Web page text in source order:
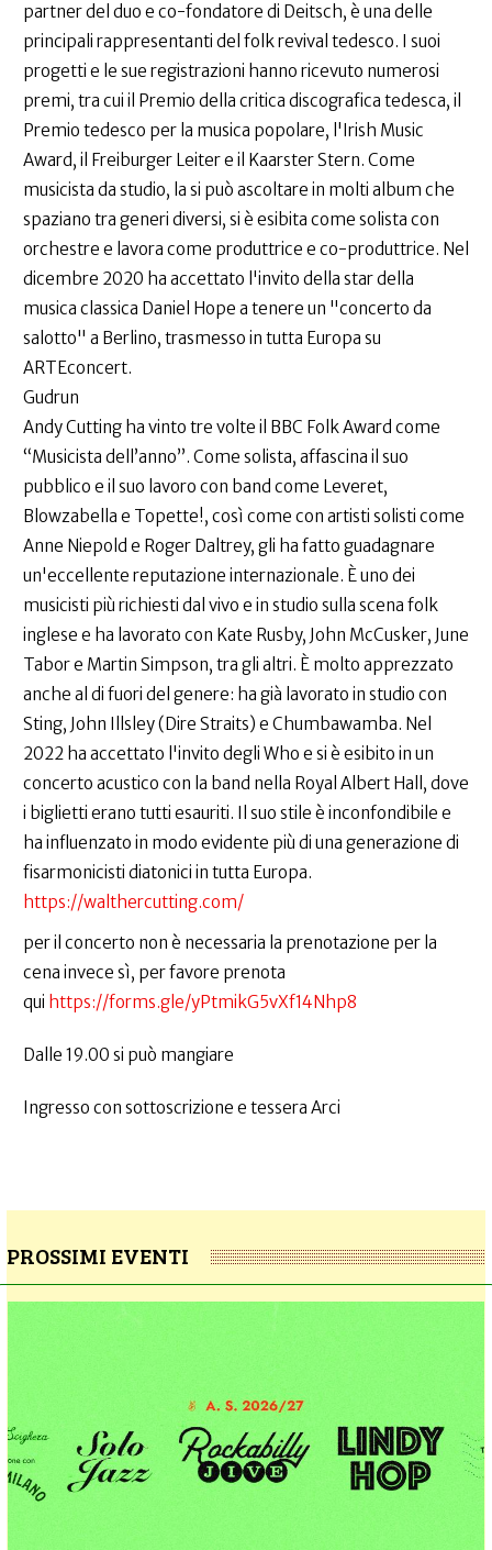
partner del duo e co-fondatore di Deitsch, è una delle
principali rappresentanti del folk revival tedesco. I suoi
progetti e le sue registrazioni hanno ricevuto numerosi
premi, tra cui il Premio della critica discografica tedesca, il
Premio tedesco per la musica popolare, l'Irish Music
Award, il Freiburger Leiter e il Kaarster Stern. Come
musicista da studio, la si può ascoltare in molti album che
spaziano tra generi diversi, si è esibita come solista con
orchestre e lavora come produttrice e co-produttrice. Nel
dicembre 2020 ha accettato l'invito della star della
musica classica Daniel Hope a tenere un "concerto da
salotto" a Berlino, trasmesso in tutta Europa su
ARTEconcert.
Gudrun
Andy Cutting ha vinto tre volte il BBC Folk Award come
“Musicista dell’anno”. Come solista, affascina il suo
pubblico e il suo lavoro con band come Leveret,
Blowzabella e Topette!, così come con artisti solisti come
Anne Niepold e Roger Daltrey, gli ha fatto guadagnare
un'eccellente reputazione internazionale. È uno dei
musicisti più richiesti dal vivo e in studio sulla scena folk
inglese e ha lavorato con Kate Rusby, John McCusker, June
Tabor e Martin Simpson, tra gli altri. È molto apprezzato
anche al di fuori del genere: ha già lavorato in studio con
Sting, John Illsley (Dire Straits) e Chumbawamba. Nel
2022 ha accettato l'invito degli Who e si è esibito in un
concerto acustico con la band nella Royal Albert Hall, dove
i biglietti erano tutti esauriti. Il suo stile è inconfondibile e
ha influenzato in modo evidente più di una generazione di
fisarmonicisti diatonici in tutta Europa.
https://walthercutting.com/
per il concerto non è necessaria la prenotazione per la
cena invece sì, per favore prenota
qui https://forms.gle/yPtmikG5vXf14Nhp8
Dalle 19.00 si può mangiare
Ingresso con sottoscrizione e tessera Arci
PROSSIMI EVENTI